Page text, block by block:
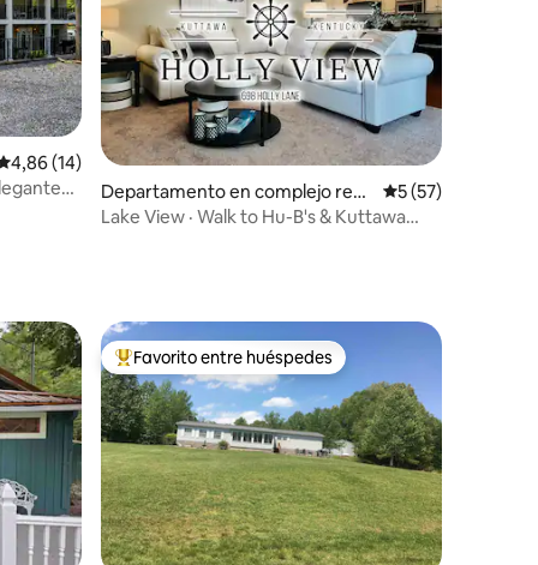
promedio: 4,86 de 5. 14 evaluaciones
4,86 (14)
Departamento en complejo resi
dencial en Kuttawa
Calificación
5 (57)
Lake View · Walk to Hu-B's & Kuttawa
destacadosFavorito entre los huéspedes más destacados
Favorito entre huéspedes